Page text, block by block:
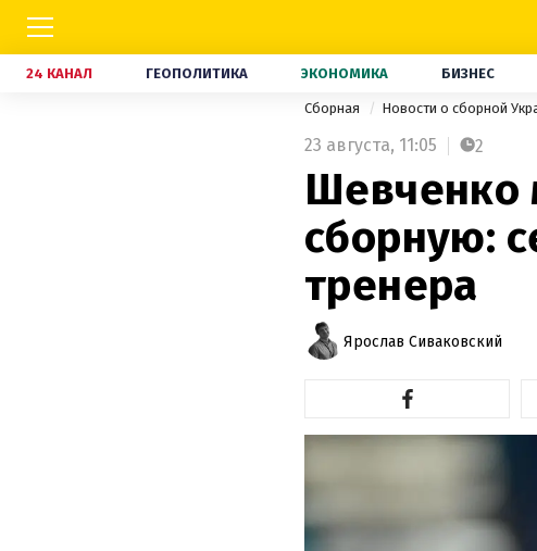
24 КАНАЛ ГЕОПОЛИТИКА ЭКОНОМИКА БИЗНЕС
Сборная Новости о сборной
23 августа, 11:05 2
Шевченко
сборную:
тренера
Ярослав Сиваковский